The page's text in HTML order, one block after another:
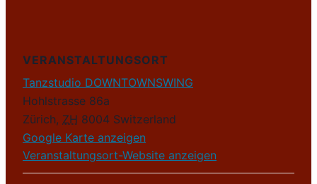
VERANSTALTUNGSORT
Tanzstudio DOWNTOWNSWING
Hohlstrasse 86a
Zürich, ZH 8004 Switzerland
Google Karte anzeigen
Veranstaltungsort-Website anzeigen